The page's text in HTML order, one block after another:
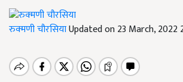
रुक्मणी चौरसियाUpdated on 23 March, 2022